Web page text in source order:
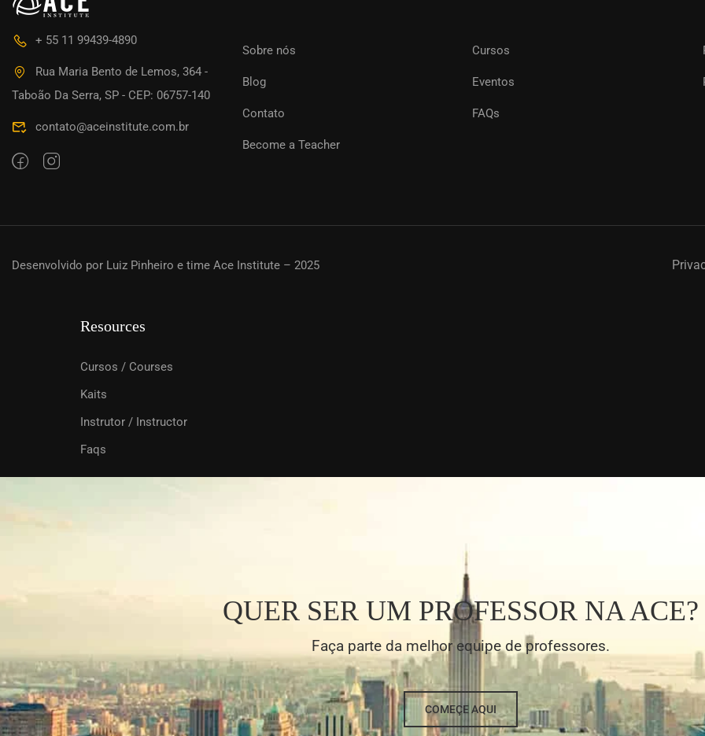
+ 55 11 99439-4890
Rua Maria Bento de Lemos, 364 -
Taboão Da Serra, SP - CEP: 06757-140
contato@aceinstitute.com.br
Sobre nós
Blog
Contato
Become a Teacher
Cursos
Eventos
FAQs
Desenvolvido por Luiz Pinheiro e time Ace Institute – 2025
Resources
Cursos / Courses
Kaits
Instrutor / Instructor
Faqs
QUER SER UM PROFESSOR NA ACE?
Faça parte da melhor equipe de professores.
COMEÇE AQUI